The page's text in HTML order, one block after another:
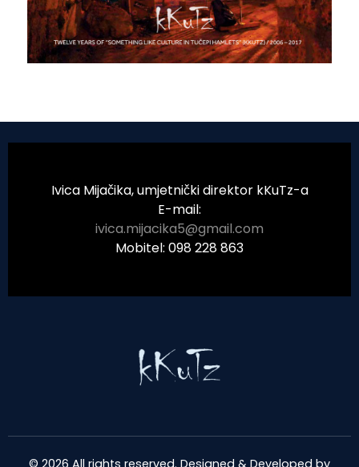
Ivica Mijačika, umjetnički direktor kKuTz-a
E-mail:
ivica.mijacika5@gmail.com
Mobitel: 098 228 863